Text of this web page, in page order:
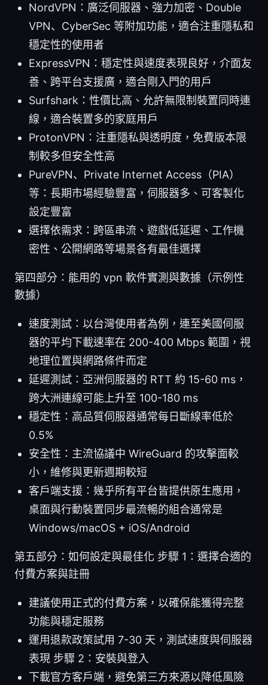
NordVPN：廣泛伺服器、強力加密、Double
VPN、CyberSec 等附加功能，適合注重隱私和
穩定性的使用者
ExpressVPN：穩定性與速度表現良好，介面友
善、跨平台支援廣，適合剛入門的用戶
Surfshark：性價比高、允許無限制裝置同時連
線，適合裝置多的家庭用戶
ProtonVPN：注重隱私與透明度，免費版本限
制較多但安全性高
PureVPN、Private Internet Access（PIA）
等：長期市場經驗豐富，伺服器多、可客製化
設定豐富
選擇依需求：跨區串流、遊戲低延遲、工作機
密性、公開網路等場景各有最佳選擇
第四部分：能用的 vpn 軟件實測與數據（示例性
數據）
速度測試：以台灣使用者為例，連至美國伺服
器的平均下載速率在 200-400 Mbps 範圍，視
地理位置與網路條件而定
延遲測試：亞洲伺服器的 RTT 約 15-60 ms，
跨大洲連線可能上升至 100-180 ms
穩定性：高品質伺服器通常每日斷線率低於
0.5%
安全性：主流協議中 WireGuard 的攻擊面較
小，維修與更新週期較短
客戶端支援：幾乎所有平台皆提供原生應用，
桌面與行動裝置同步最流暢的組合通常是
Windows/macOS + iOS/Android
第五部分：如何設定與最佳化 步驟 1：選擇合適的
付費方案與註冊
建議使用正式的付費方案，以確保能獲得完整
功能與穩定服務
運用退款政策試用 7-30 天，測試速度與伺服器
表現 步驟 2：安裝與登入
下載官方客戶端，避免第三方來源以降低風險